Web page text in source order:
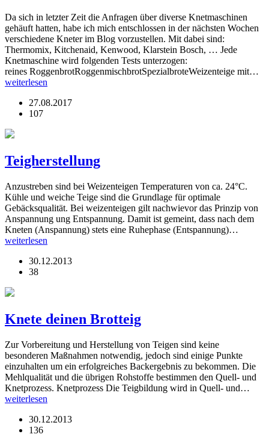
Da sich in letzter Zeit die Anfragen über diverse Knetmaschinen
gehäuft hatten, habe ich mich entschlossen in der nächsten Wochen
verschiedene Kneter im Blog vorzustellen. Mit dabei sind:
Thermomix, Kitchenaid, Kenwood, Klarstein Bosch, … Jede
Knetmaschine wird folgenden Tests unterzogen:
reines RoggenbrotRoggenmischbrotSpezialbroteWeizenteige mit…
weiterlesen
27.08.2017
107
Teigherstellung
Anzustreben sind bei Weizenteigen Temperaturen von ca. 24°C.
Kühle und weiche Teige sind die Grundlage für optimale
Gebäcksqualität. Bei weizenteigen gilt nachwievor das Prinzip von
Anspannung ung Entspannung. Damit ist gemeint, dass nach dem
Kneten (Anspannung) stets eine Ruhephase (Entspannung)…
weiterlesen
30.12.2013
38
Knete deinen Brotteig
Zur Vorbereitung und Herstellung von Teigen sind keine
besonderen Maßnahmen notwendig, jedoch sind einige Punkte
einzuhalten um ein erfolgreiches Backergebnis zu bekommen. Die
Mehlqualität und die übrigen Rohstoffe bestimmen den Quell- und
Knetprozess. Knetprozess Die Teigbildung wird in Quell- und…
weiterlesen
30.12.2013
136